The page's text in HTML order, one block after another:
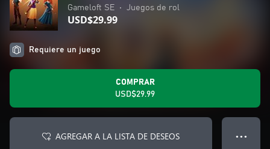
Gameloft SE • Juegos de rol
USD$29.99
Requiere un juego
COMPRAR
USD$29.99
AGREGAR A LA LISTA DE DESEOS ● ● ●